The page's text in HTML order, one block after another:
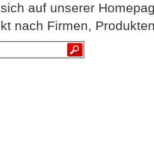
auf unserer
nach Firmen,